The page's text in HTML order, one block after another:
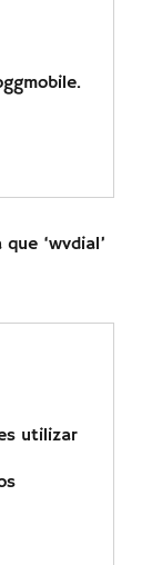
‘wvdial’
utilizar